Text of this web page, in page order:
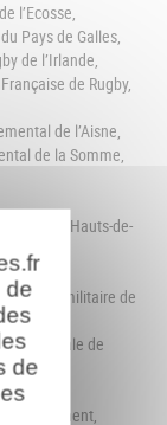
l’Ecosse,
Pays de Galles,
de l’Irlande,
de Rugby,
de l’Aisne,
de la Somme,
des Hauts-de-
rugby militaire de
nationale de
Regiment,
de
de